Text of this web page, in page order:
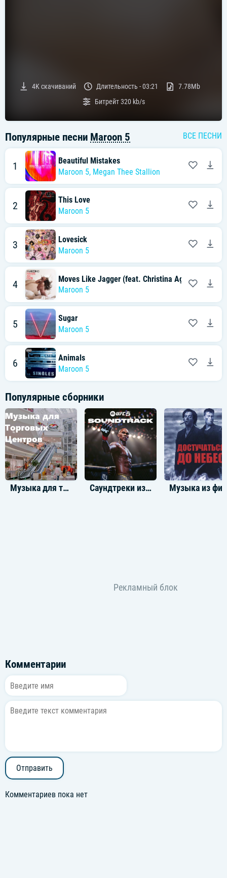
4Kскачиваний Длительность -03:21
7.78Mb
Битрейт320 kb/s
Популярные песни Maroon 5 ВСЕ ПЕСНИ
1
Beautiful Mistakes
Maroon 5, Megan Thee Stallion
2
This Love
Maroon 5
3
Lovesick
Maroon 5
4
Moves Like Jagger (feat. Christina Aguilera)
Maroon 5
5
Sugar
Maroon 5
6
Animals
Maroon 5
Популярные сборники
Музыка для торговых центров Саундтреки из игры UFC 5
Комментарии
Отправить
Комментариев пока нет